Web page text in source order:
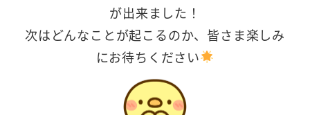
が出来ました！
次はどんなことが起こるのか、皆さま楽しみ
にお待ちください